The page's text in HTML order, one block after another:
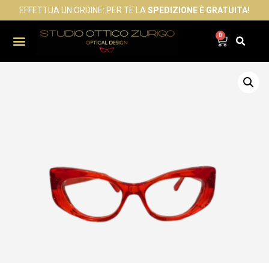
EFFETTUA UN ORDINE: PER TE LA SPEDIZIONE È GRATUITA!
0